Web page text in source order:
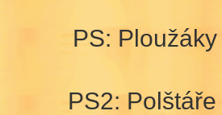
PS:
PS2: